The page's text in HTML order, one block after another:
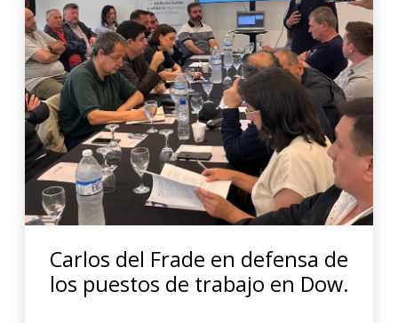
Carlos del Frade en defensa de
los puestos de trabajo en Dow.